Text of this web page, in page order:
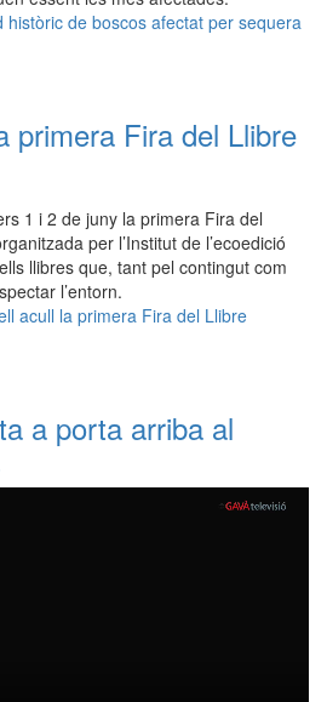
històric de boscos afectat per sequera
primera Fira del Llibre
1 i 2 de juny la primera Fira del
per l’Institut de l’ecoedició
llibres que, tant pel contingut com
l’entorn.
acull la primera Fira del Llibre
a porta arriba al